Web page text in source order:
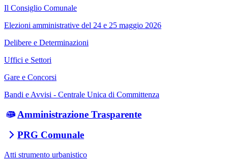
Il Consiglio Comunale
Elezioni amministrative del 24 e 25 maggio 2026
Delibere e Determinazioni
Uffici e Settori
Gare e Concorsi
Bandi e Avvisi - Centrale Unica di Committenza
Amministrazione Trasparente
PRG Comunale
Atti strumento urbanistico